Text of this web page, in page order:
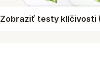
Zobraziť testy klíčivosti